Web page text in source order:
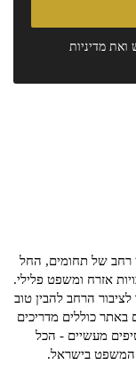
ואת מדיניות
רחב של תחומים, החל
אזרח ומשפט פלילי.
הרחב להבין טוב
באתר כוללים מדריכים
מעשיים - הכל
המשפט בישראל.